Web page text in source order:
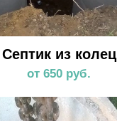
Септик из колец
от 650 руб.